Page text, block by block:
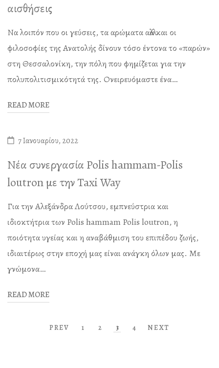
αισθήσεις
Να λοιπόν που οι γεύσεις, τα αρώματα αλλά και οι
φιλοσοφίες της Ανατολής δίνουν τόσο έντονα το «παρών»
στη Θεσσαλονίκη, την πόλη που φημίζεται για την
πολυπολιτισμικότητά της. Ονειρευόμαστε ένα…
READ MORE
7 Ιανουαρίου, 2022
Νέα συνεργασία Polis hammam-Polis
loutron με την Taxi Way
Για την Αλεξάνδρα Λούτσου, εμπνεύστρια και
ιδιοκτήτρια των Polis hammam Polis loutron, η
ποιότητα υγείας και η αναβάθμιση του επιπέδου ζωής,
ιδιαιτέρως στην εποχή μας είναι ανάγκη όλων μας. Με
γνώμονα…
READ MORE
PREV 1 2 3 4 NEXT